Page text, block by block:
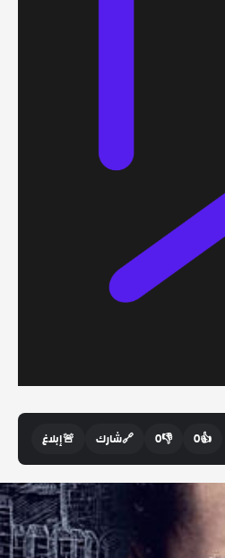
👍
0
👎
0
🔗شارك 🚨إبلاغ